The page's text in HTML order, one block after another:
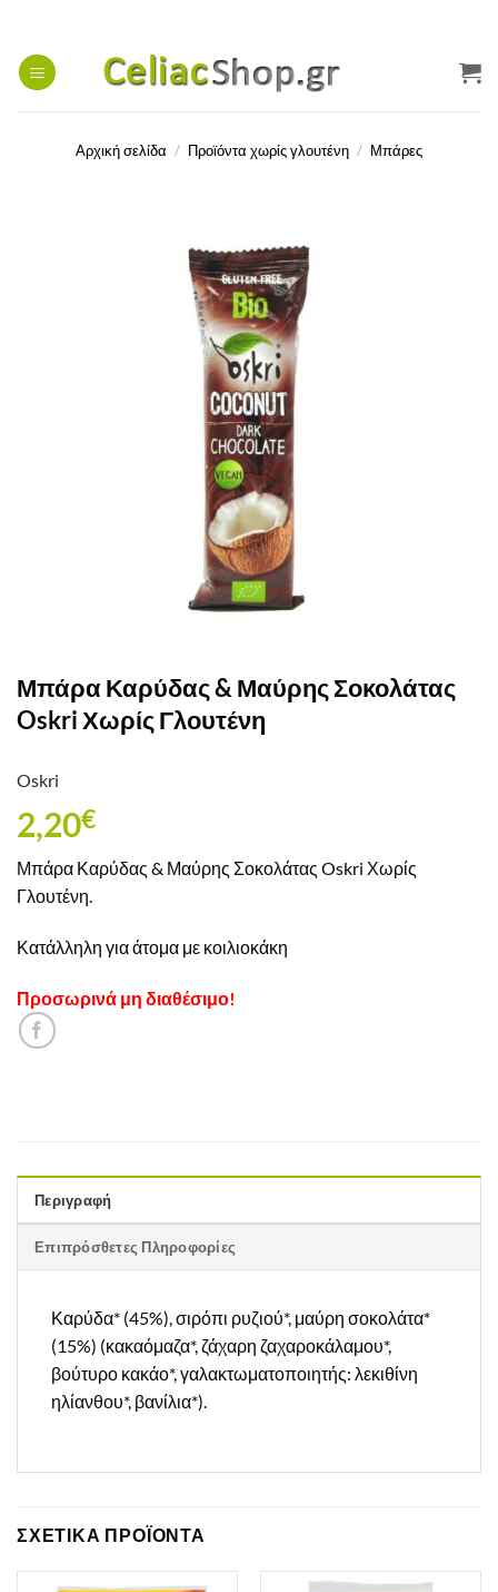
περιεχόμενο
Αρχική σελίδα / Προϊόντα χωρίς γλουτένη / Μπάρες
Μπάρα Καρύδας & Μαύρης Σοκολάτας
Oskri Χωρίς Γλουτένη
Oskri
2,20€
Μπάρα Καρύδας & Μαύρης Σοκολάτας Oskri Χωρίς
Γλουτένη.
Κατάλληλη για άτομα με κοιλιοκάκη
Προσωρινά μη διαθέσιμο!
Περιγραφή
Επιπρόσθετες Πληροφορίες
Καρύδα* (45%), σιρόπι ρυζιού*, μαύρη σοκολάτα*
(15%) (κακαόμαζα*, ζάχαρη ζαχαροκάλαμου*,
βούτυρο κακάο*, γαλακτωματοποιητής: λεκιθίνη
ηλίανθου*, βανίλια*).
ΣΧΕΤΙΚΑ ΠΡΟΪΟΝΤΑ